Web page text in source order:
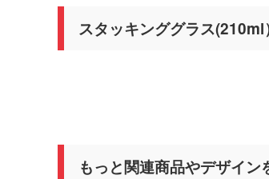
スタッキンググラス
もっと関連商品やデザイン